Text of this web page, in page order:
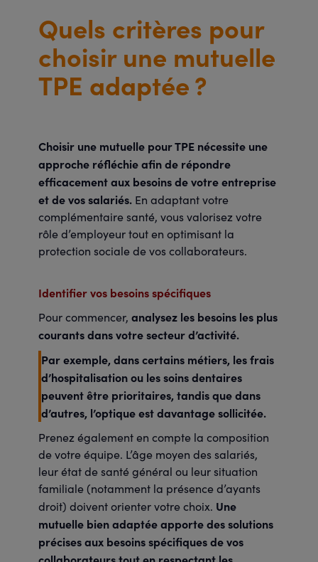
Quels critères pour
choisir une mutuelle
TPE adaptée ?
Choisir une mutuelle pour TPE nécessite une
approche réfléchie afin de répondre
efficacement aux besoins de votre entreprise
et de vos salariés. En adaptant votre
complémentaire santé, vous valorisez votre
rôle d’employeur tout en optimisant la
protection sociale de vos collaborateurs.
Identifier vos besoins spécifiques
Pour commencer, analysez les besoins les plus
courants dans votre secteur d’activité.
Par exemple, dans certains métiers, les frais
d’hospitalisation ou les soins dentaires
peuvent être prioritaires, tandis que dans
d’autres, l’optique est davantage sollicitée.
Prenez également en compte la composition
de votre équipe. L’âge moyen des salariés,
leur état de santé général ou leur situation
familiale (notamment la présence d’ayants
droit) doivent orienter votre choix. Une
mutuelle bien adaptée apporte des solutions
précises aux besoins spécifiques de vos